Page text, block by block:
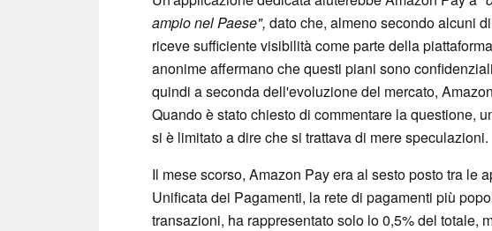
ampio nel Paese", dato che, almeno secondo alcuni
riceve sufficiente visibilità come parte della
anonime affermano che questi piani sono
quindi a seconda dell'evoluzione del mercato,
Quando è stato chiesto di commentare la questione,
si è limitato a dire che si trattava di mere speculazioni.
Il mese scorso, Amazon Pay era al sesto posto tra le
Unificata dei Pagamenti, la rete di pagamenti più
transazioni, ha rappresentato solo lo 0,5% del totale,